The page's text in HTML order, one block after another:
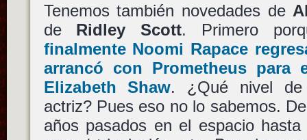
Tenemos también novedades de
de Ridley Scott. Primero
finalmente Noomi Rapace
arrancó con Prometheuspara
Elizabeth Shaw. ¿Qué nivel de
actriz? Pues eso no lo sabemos.
años pasados en el espacio